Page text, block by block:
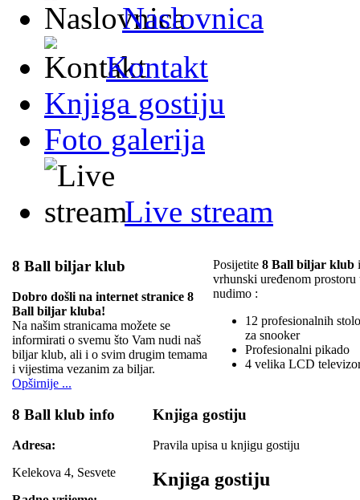
Naslovnica
Kontakt
Knjiga gostiju
Foto galerija
Live stream
8 Ball biljar klub
Dobro došli na internet stranice 8
Ball biljar kluba!
Na našim stranicama možete se
informirati o svemu što Vam nudi naš
biljar klub, ali i o svim drugim temama
i vijestima vezanim za biljar.
Opširnije ...
Posijetite 8 Ball biljar klub
vrhunski uređenom
nudimo :
12 profesionalnih
za snooker
Profesionalni pikado
4 velika LCD
8 Ball klub info
Adresa:
Kelekova 4, Sesvete
Knjiga gostiju
Pravila upisa u knjigu gostiju
Knjiga gostiju